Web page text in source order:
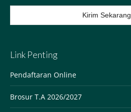
Kirim Sekarang
field
be
left
blank
Link Penting
Pendaftaran Online
Brosur T.A 2026/2027